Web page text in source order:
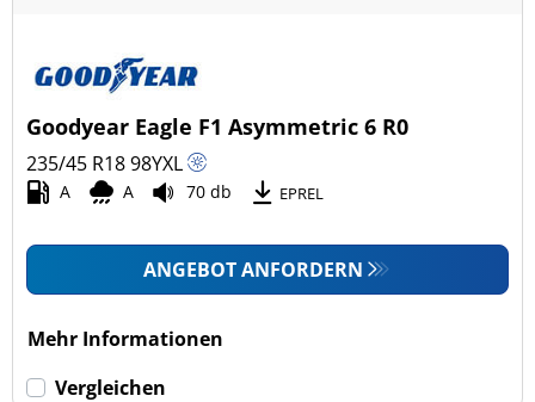
Goodyear Eagle F1 Asymmetric 6 R0
235/45 R1898YXL
A A 70 db EPREL
ANGEBOT ANFORDERN
Mehr Informationen
Vergleichen